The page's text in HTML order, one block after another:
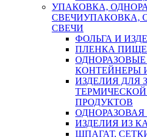
УПАКОВКА,
СВЕЧИУПАКОВКА,
СВЕЧИ
ФОЛЬГА И
ПЛЕНКА
КОНТЕЙНЕРЫ
ИЗДЕЛИЯ ДЛЯ
ТЕРМИЧЕСКОЙ
ПРОДУКТОВ
ОДНОРАЗОВАЯ
ИЗДЕЛИЯ ИЗ
ШПАГАТ,